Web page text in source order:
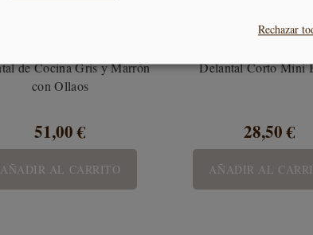
de Cocina Gris y Marrón
con Ollaos
51,00 €
AÑADIR AL CARRITO
Delantal Corto Mini
28,50 €
AÑADIR AL
Rechazar